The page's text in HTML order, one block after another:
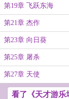
第19章 飞跃东海
第21章 杰作
第23章 向日葵
第25章 屠杀
第27章 天使
看了《天才游乐